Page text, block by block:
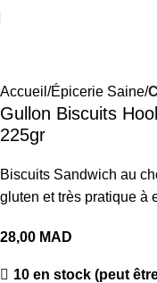
Accueil Épicerie Saine
Gullon Biscuits
225gr
Biscuits Sandwich au
gluten et très pratique à
28,00 MAD
10 en stock (peut